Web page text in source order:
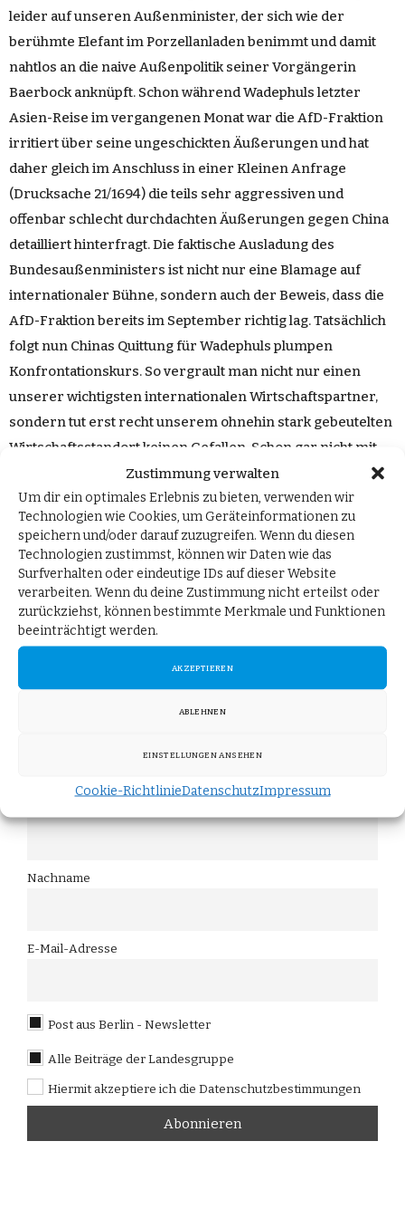
Zustimmung verwalten
Um dir ein optimales Erlebnis zu bieten, verwenden wir
Technologien wie Cookies, um Geräteinformationen zu
speichern und/oder darauf zuzugreifen. Wenn du diesen
Technologien zustimmst, können wir Daten wie das
Surfverhalten oder eindeutige IDs auf dieser Website
verarbeiten. Wenn du deine Zustimmung nicht erteilst oder
zurückziehst, können bestimmte Merkmale und Funktionen
beeinträchtigt werden.
AKZEPTIEREN
ABLEHNEN
EINSTELLUNGEN ANSEHEN
Cookie-RichtlinieDatenschutzImpressum
leider auf unseren Außenminister, der sich wie der
berühmte Elefant im Porzellanladen benimmt und damit
nahtlos an die naive Außenpolitik seiner Vorgängerin
Baerbock anknüpft. Schon während Wadephuls letzter
Asien-Reise im vergangenen Monat war die AfD-Fraktion
irritiert über seine ungeschickten Äußerungen und hat
daher gleich im Anschluss in einer Kleinen Anfrage
(Drucksache 21/1694) die teils sehr aggressiven und
offenbar schlecht durchdachten Äußerungen gegen China
detailliert hinterfragt. Die faktische Ausladung des
Bundesaußenministers ist nicht nur eine Blamage auf
internationaler Bühne, sondern auch der Beweis, dass die
AfD-Fraktion bereits im September richtig lag. Tatsächlich
folgt nun Chinas Quittung für Wadephuls plumpen
Konfrontationskurs. So vergrault man nicht nur einen
unserer wichtigsten internationalen Wirtschaftspartner,
sondern tut erst recht unserem ohnehin stark gebeutelten
Wirtschaftsstandort keinen Gefallen. Schon gar nicht mit
Blick auf die derzeitigen Engpässe beim China-Import
zentraler Produkte und Ressourcen für unsere Industrie.“
Der BeitragWadephul wie Elefant im Porzellanladen
erschien zuerst aufAfD-Fraktion im Deutschen Bundestag
Bleiben Sie informiert!
Melden Sie sich für unseren Newsletter "Post aus
Nachname
E-Mail-Adresse
Post aus Berlin - Newsletter
Alle Beiträge der Landesgruppe
Hiermit akzeptiere ich die Datenschutzbestimmungen